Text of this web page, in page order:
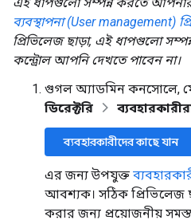
ব্যবস্থাপনা (User management)
প্রিভিলেজ ছাড়া, এই ধাপগুলো
কন্ট্রোল আপনি দেখতে পাবেন না।
গুগল অ্যাডমিন কনসোলে,
ডিরেক্টরি
ব্যবহারকারীদের কাছে যান
এর জন্য উপযুক্ত
আবশ্যক। সঠিক প্রিভিলেজ
করার জন্য প্রয়োজনীয়